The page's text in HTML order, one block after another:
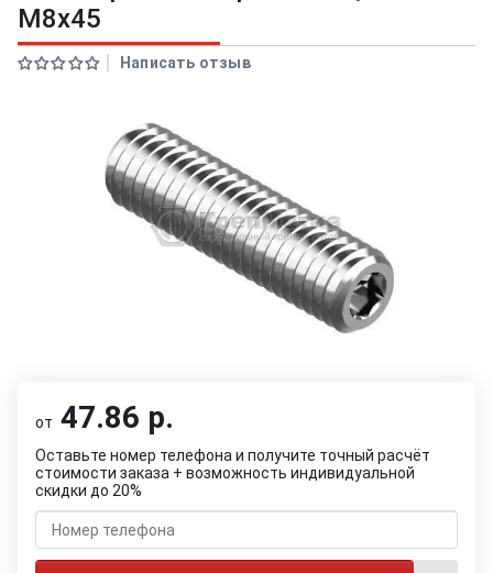
M8x45
Написать отзыв
от 47.86 р.
Оставьте номер телефона и получите точный расчёт
стоимости заказа + возможность индивидуальной
скидки до 20%